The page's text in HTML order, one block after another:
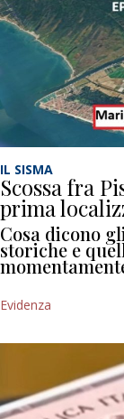
IL SISMA
Scossa fra
prima
Cosa dicono
storiche e
Evidenza